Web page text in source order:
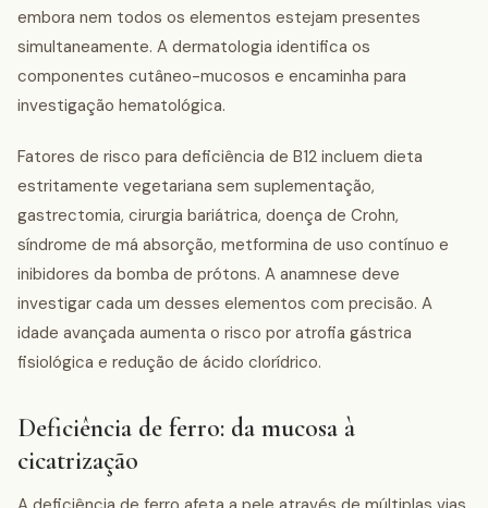
embora nem todos os elementos estejam presentes
simultaneamente. A dermatologia identifica os
componentes cutâneo-mucosos e encaminha para
investigação hematológica.
Fatores de risco para deficiência de B12 incluem dieta
estritamente vegetariana sem suplementação,
gastrectomia, cirurgia bariátrica, doença de Crohn,
síndrome de má absorção, metformina de uso contínuo e
inibidores da bomba de prótons. A anamnese deve
investigar cada um desses elementos com precisão. A
idade avançada aumenta o risco por atrofia gástrica
fisiológica e redução de ácido clorídrico.
Deficiência de ferro: da mucosa à
cicatrização